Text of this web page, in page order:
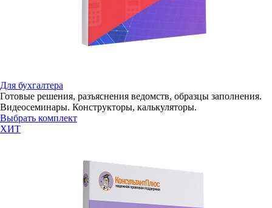
Для бухгалтера
Готовые решения, разъяснения ведомств, образцы заполнения.
Видеосеминары. Конструкторы, калькуляторы.
Выбрать комплект
ХИТ